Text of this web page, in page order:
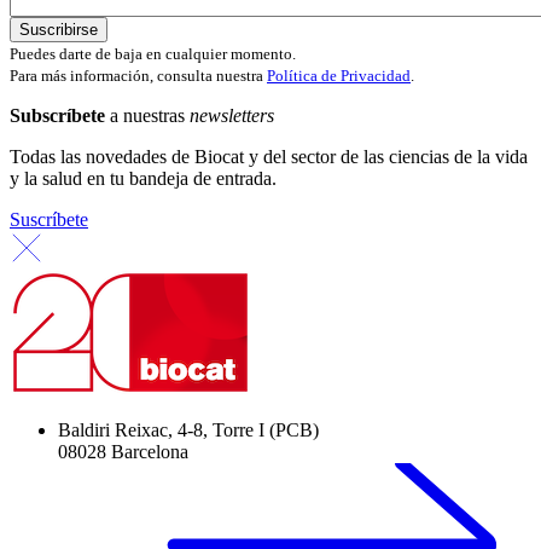
Puedes darte de baja en cualquier momento.
Para más información, consulta nuestra Política de Privacidad.
Subscríbete a nuestras newsletters
Todas las novedades de Biocat y del sector de las ciencias de la vida
y la salud en tu bandeja de entrada.
Suscríbete
Baldiri Reixac, 4-8, Torre I (PCB)
08028 Barcelona